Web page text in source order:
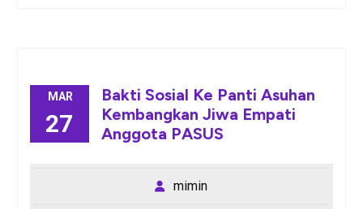
MAR
27
Bakti Sosial Ke Panti Asuhan
Kembangkan Jiwa Empati
Anggota PASUS
mimin